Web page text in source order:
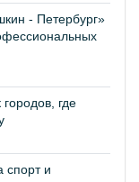
- Петербург»
где
спорт и